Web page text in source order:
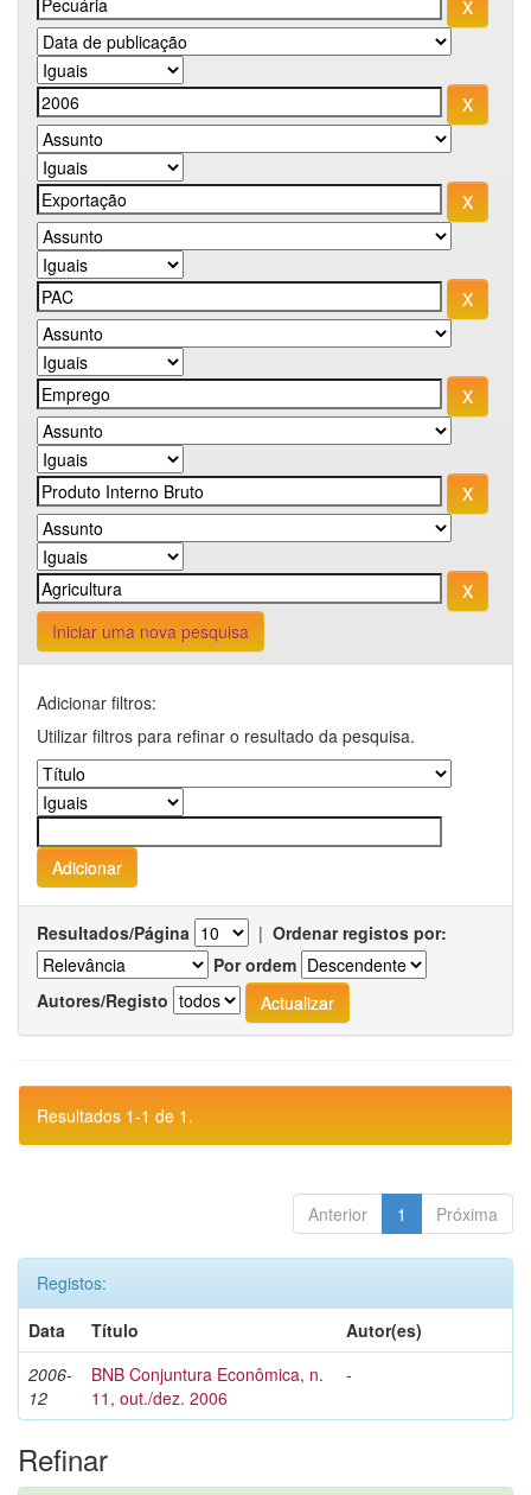
Iniciar uma nova pesquisa
Adicionar filtros:
Utilizar filtros para refinar o resultado da pesquisa.
Resultados/Página | Ordenar registos por:
Por ordem
Autores/Registo
Resultados 1-1 de 1.
Anterior 1 Próxima
Registos:
Data
Título
Autor(es)
2006-
12
BNB Conjuntura Econômica, n.
11, out./dez. 2006
-
Refinar